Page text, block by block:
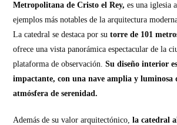
Metropolitana de Cristo el Rey, es una iglesia
ejemplos más notables de la arquitectura
La catedral se destaca por sutorre de 101
ofrece una vista panorámica espectacular de la
plataforma de observación.Su diseño interior
impactante, con una nave amplia y luminosa
atmósfera de serenidad.
Además de su valor arquitectónico,la catedral